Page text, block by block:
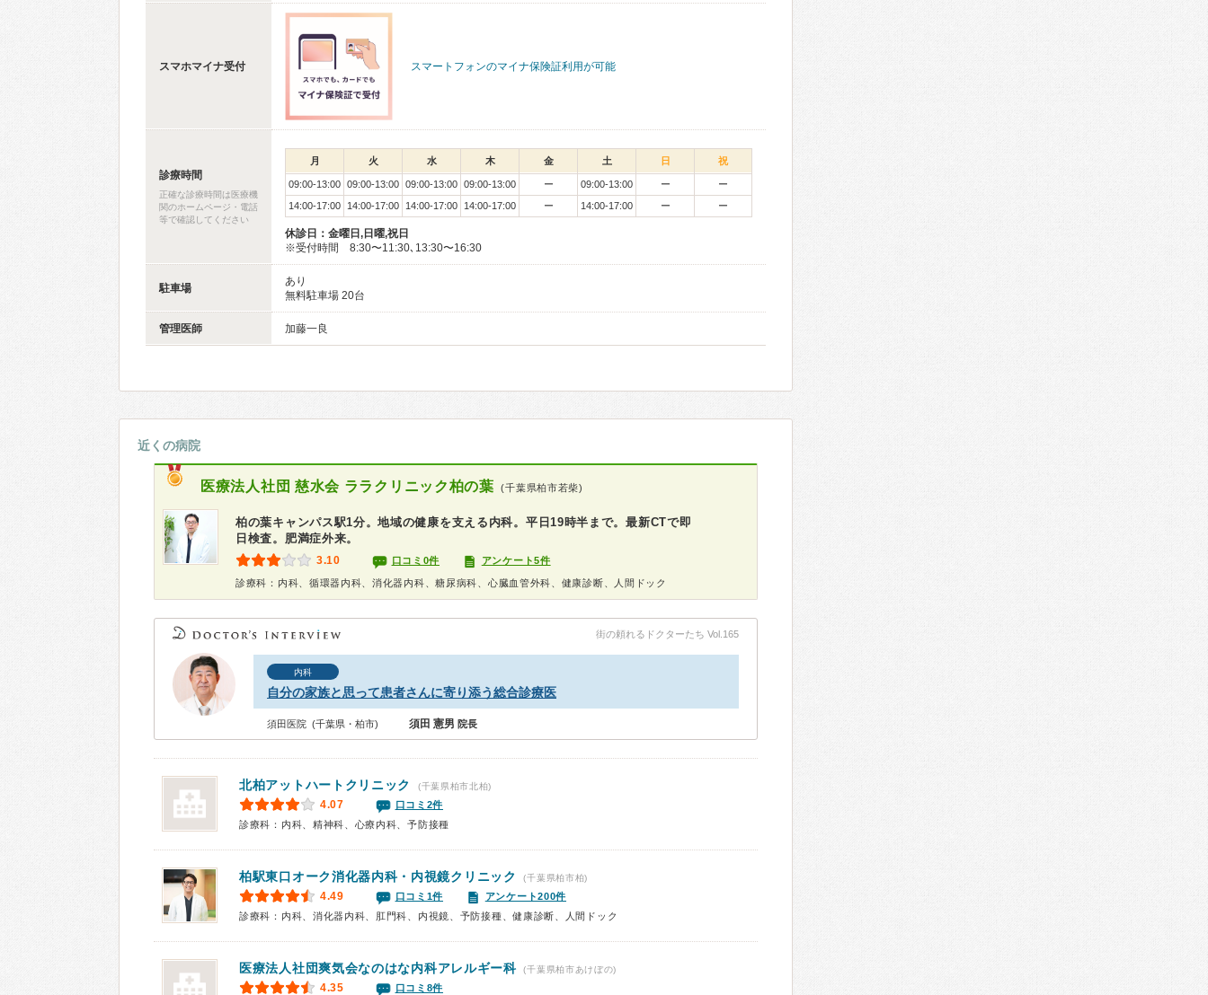
スマホマイナ受付 スマートフォンのマイナ保険証利用が可能
診療時間
正確な診療時間は医療機
関のホームページ・電話
等で確認してください
月 火 水 木 金 土 日 祝
09:00-13:00 09:00-13:00 09:00-13:00 09:00-13:00 ー 09:00-13:00 ー
ー
14:00-17:00
14:00-17:00 14:00-17:00 14:00-17:00 ー 14:00-17:00 ー ー
休診日：金曜日,日曜,祝日
※受付時間 8:30〜11:30､13:30〜16:30
駐車場
あり
無料駐車場 20台
管理医師 加藤一良
近くの病院
医療法人社団 慈水会 ララクリニック柏の葉 (千葉県柏市若柴)
柏の葉キャンパス駅1分。地域の健康を支える内科。平日19時半まで。最新CTで即
日検査。肥満症外来。
3.10 口コミ0件 アンケート5件
診療科：内科、循環器内科、消化器内科、糖尿病科、心臓血管外科、健康診断、人間ドック
街の頼れるドクターたち Vol.165
内科
自分の家族と思って患者さんに寄り添う総合診療医
須田医院 (千葉県・柏市) 須田 憲男 院長
北柏アットハートクリニック (千葉県柏市北柏)
4.07
口コミ2件
診療科：内科、精神科、心療内科、予防接種
柏駅東口オーク消化器内科・内視鏡クリニック (千葉県柏市柏)
4.49 口コミ1件
アンケート200件
診療科：内科、消化器内科、肛門科、内視鏡、予防接種、健康診断、人間ドック
医療法人社団爽気会なのはな内科アレルギー科 (千葉県柏市あけぼの)
4.35 口コミ8件